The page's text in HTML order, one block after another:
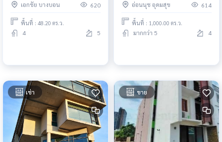
เอกชัย บางบอน 620
พื้นที่ : 48.20 ตร.ว.
4 5
อ่อนนุช อุดมสุข 614
พื้นที่ : 1,000.00 ตร.ว.
มากกว่า 5 4
เช่า ขาย